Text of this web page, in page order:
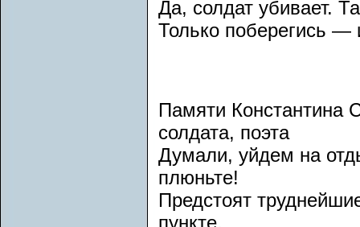
Да, солдат убивает.
Только поберегись —
Памяти Константина
солдата, поэта
Думали, уйдем на
плюньте!
Предстоят
пункте.